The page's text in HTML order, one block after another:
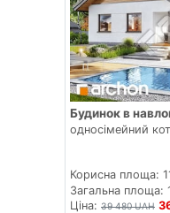
Будинок в
односімейний
Корисна площа:
Загальна площа:
Ціна: 39 480 UAH